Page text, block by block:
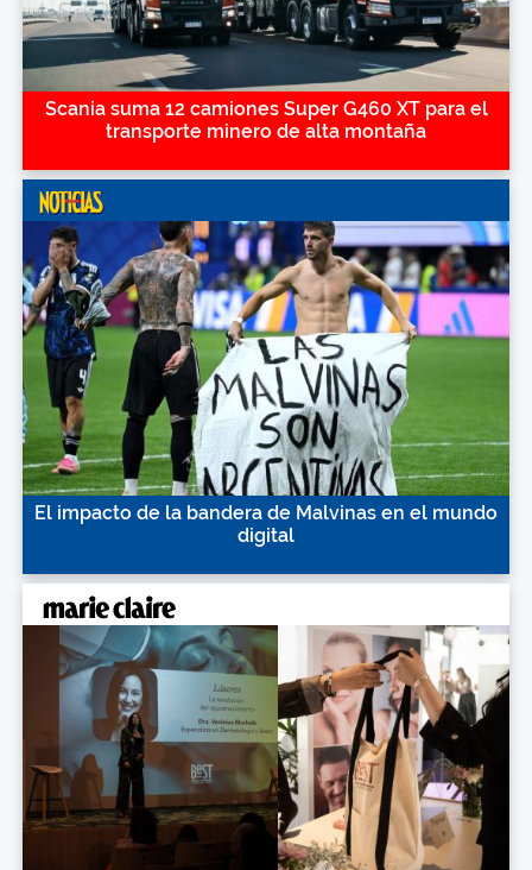
Scania suma 12 camiones Super G460 XT para el
transporte minero de alta montaña
El impacto de la bandera de Malvinas en el mundo
digital